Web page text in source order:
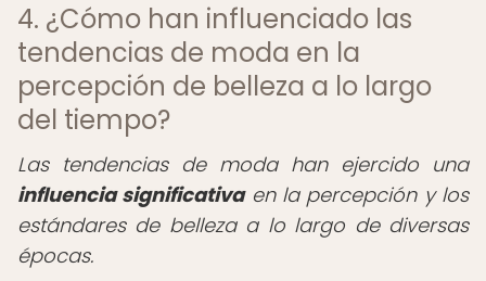
4. ¿Cómo han influenciado las
tendencias de moda en la
percepción de belleza a lo largo
del tiempo?
Las tendencias de moda han ejercido una
influencia significativaen la percepción y los
estándares de belleza a lo largo de diversas
épocas.